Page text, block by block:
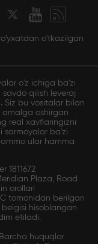
o'tkazilgan
o'z ichiga ba'zi
qilish leveraj
Siz bu vositalar bilan
amalga oshirgan
real xavflaringizni
sarmoyalar ba'zi
ular hamma
1811672
Plaza, Road
orollari
tomonidan berilgan
hisoblangan
etiladi.
huquqlar